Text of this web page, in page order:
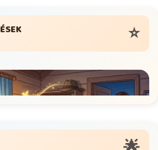
⭐